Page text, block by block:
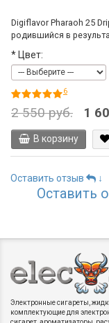
Digiflavor Pharaoh 25
родившийся в
* Цвет:
6
2 550 руб. 1
В корзину
Оставить отзыв ↓
Оставить
Электронные сигареты,
комплектующие для